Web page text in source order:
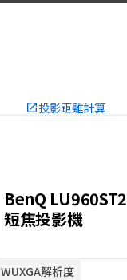
launch投影距離計算
BenQ LU960ST2
短焦投影機
WUXGA解析度